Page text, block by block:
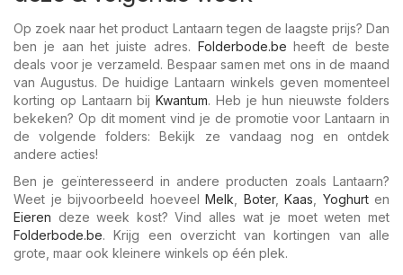
Op zoek naar het product Lantaarn tegen de laagste prijs? Dan
ben je aan het juiste adres. Folderbode.be heeft de beste
deals voor je verzameld. Bespaar samen met ons in de maand
van Augustus. De huidige Lantaarn winkels geven momenteel
korting op Lantaarn bijKwantum. Heb je hun nieuwste folders
bekeken? Op dit moment vind je de promotie voor Lantaarn in
de volgende folders: Bekijk ze vandaag nog en ontdek
andere acties!
Ben je geïnteresseerd in andere producten zoals Lantaarn?
Weet je bijvoorbeeld hoeveel Melk Boter, Kaas Yoghurten
Eieren deze week kost? Vind alles wat je moet weten met
Folderbode.be. Krijg een overzicht van kortingen van alle
grote, maar ook kleinere winkels op één plek.